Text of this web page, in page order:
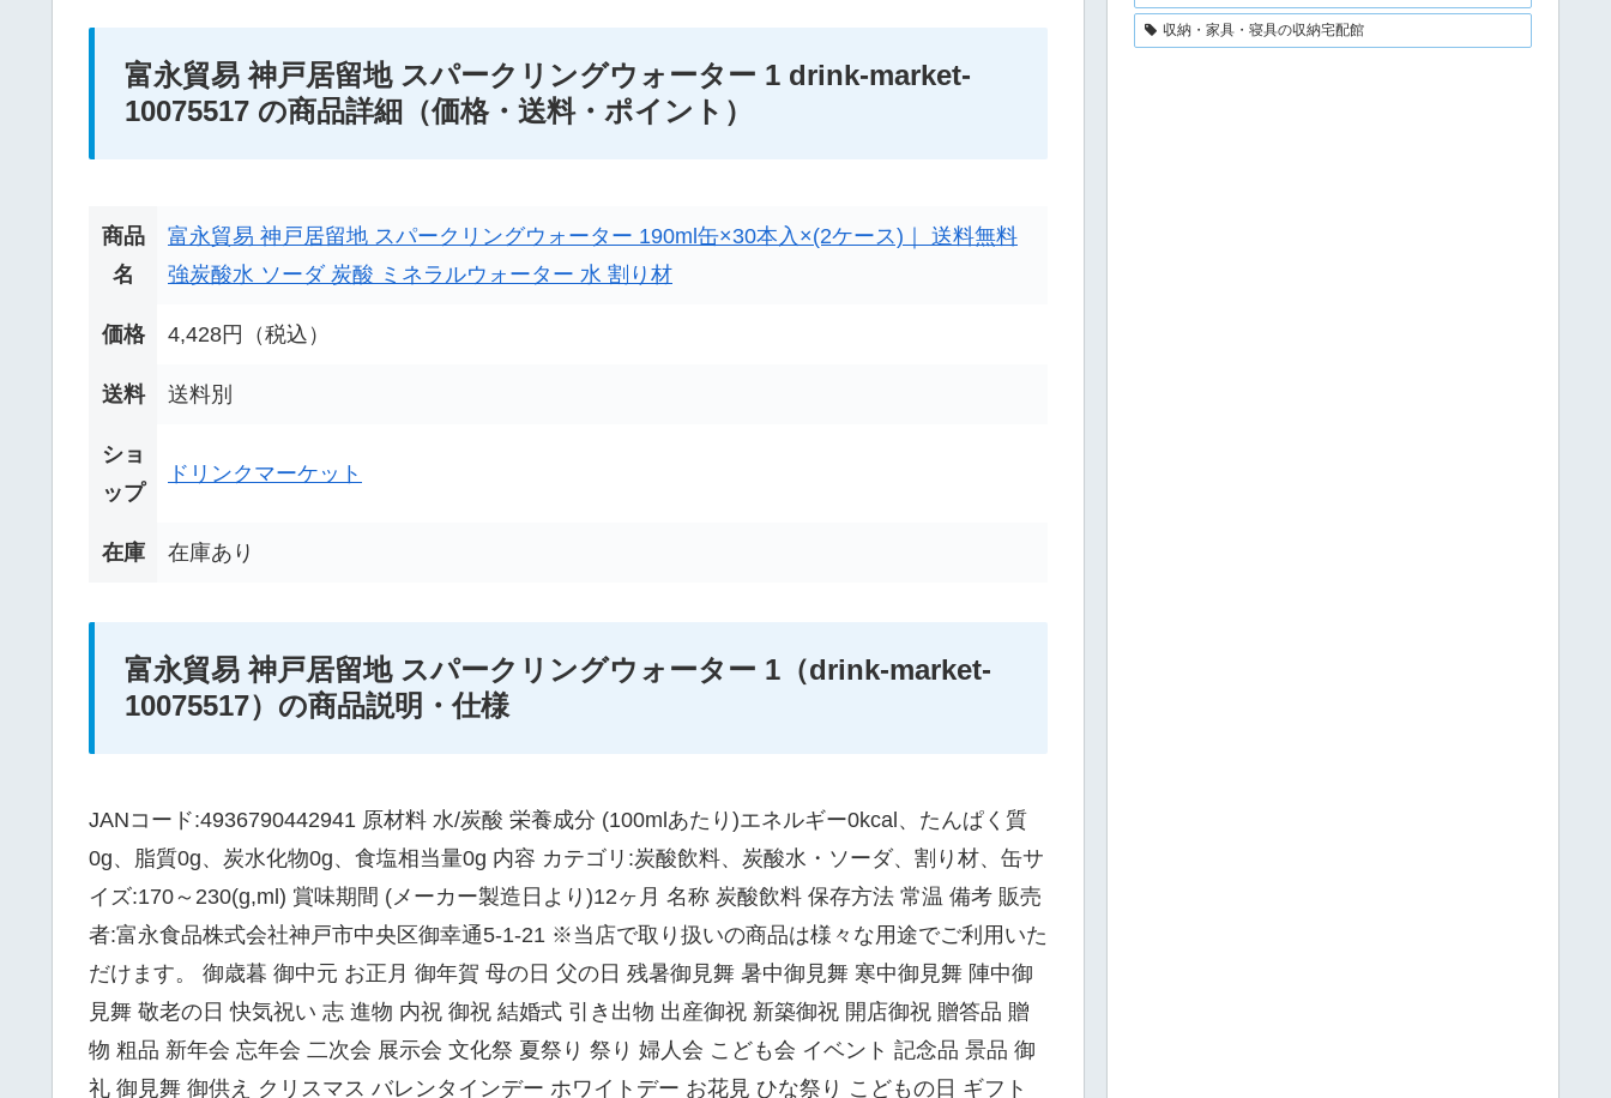
富永貿易 神戸居留地 スパークリングウォーター 1 drink-market-
10075517 の商品詳細（価格・送料・ポイント）
商品
名
富永貿易 神戸居留地 スパークリングウォーター 190ml缶×30本入×(2ケース)｜ 送料無料
強炭酸水 ソーダ 炭酸 ミネラルウォーター 水 割り材
価格 4,428円（税込）
送料 送料別
ショ
ップ
ドリンクマーケット
在庫 在庫あり
富永貿易 神戸居留地 スパークリングウォーター 1（drink-market-
10075517）の商品説明・仕様
JANコード:4936790442941 原材料 水/炭酸 栄養成分 (100mlあたり)エネルギー0kcal、たんぱく質
0g、脂質0g、炭水化物0g、食塩相当量0g 内容 カテゴリ:炭酸飲料、炭酸水・ソーダ、割り材、缶サ
イズ:170～230(g,ml) 賞味期間 (メーカー製造日より)12ヶ月 名称 炭酸飲料 保存方法 常温 備考 販売
者:富永食品株式会社神戸市中央区御幸通5-1-21 ※当店で取り扱いの商品は様々な用途でご利用いた
だけます。 御歳暮 御中元 お正月 御年賀 母の日 父の日 残暑御見舞 暑中御見舞 寒中御見舞 陣中御
見舞 敬老の日 快気祝い 志 進物 内祝 御祝 結婚式 引き出物 出産御祝 新築御祝 開店御祝 贈答品 贈
物 粗品 新年会 忘年会 二次会 展示会 文化祭 夏祭り 祭り 婦人会 こども会 イベント 記念品 景品 御
礼 御見舞 御供え クリスマス バレンタインデー ホワイトデー お花見 ひな祭り こどもの日 ギフト
収納・家具・寝具の収納宅配館